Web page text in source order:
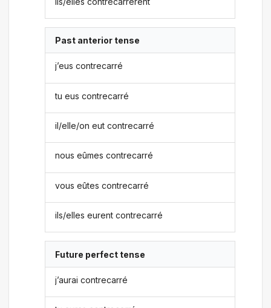
Past anterior tense
j’eus contrecarré
tu eus contrecarré
il/elle/on eut contrecarré
nous eûmes contrecarré
vous eûtes contrecarré
ils/elles eurent contrecarré
Future perfect tense
j’aurai contrecarré